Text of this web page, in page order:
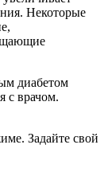
Некоторые
диабетом
с врачом.
Задайте свой